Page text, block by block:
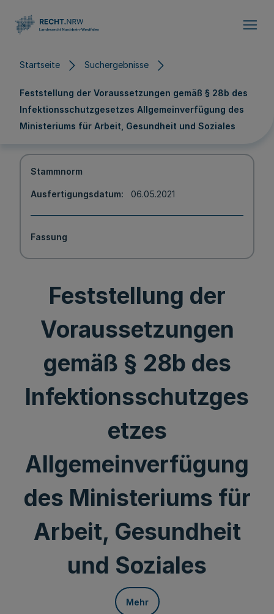
Startseite Suchergebnisse
Feststellung der Voraussetzungen gemäß § 28b des
Infektionsschutzgesetzes Allgemeinverfügung des
Ministeriums für Arbeit, Gesundheit und Soziales
Stammnorm
Ausfertigungsdatum 06.05.2021
Fassung
Feststellung der
Voraussetzungen
gemäß § 28b des
Infektionsschutzges
etzes
Allgemeinverfügung
des Ministeriums für
Arbeit, Gesundheit
und Soziales
Mehr